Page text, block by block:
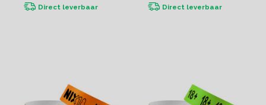
Direct leverbaar Direct leverbaar